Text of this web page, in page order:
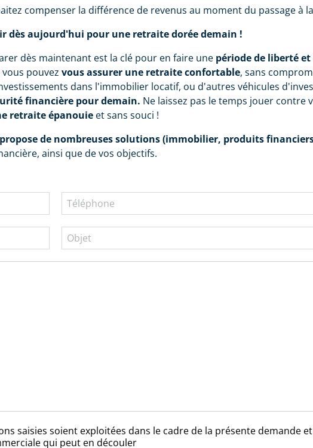
compenser la différence de revenus au moment du passage à
dès aujourd'hui pour une retraite dorée demain !
dès maintenant est la clé pour en faire une période de liberté
pouvez vous assurer une retraite confortable, sans
dans l'immobilier locatif, ou d'autres véhicules
financière pour demain. Ne laissez pas le temps jouer contre
retraite épanouie et sans souci !
de nombreuses solutions (immobilier, produits
ainsi que de vos objectifs.
saisies soient exploitées dans le cadre de la présente demande
qui peut en découler